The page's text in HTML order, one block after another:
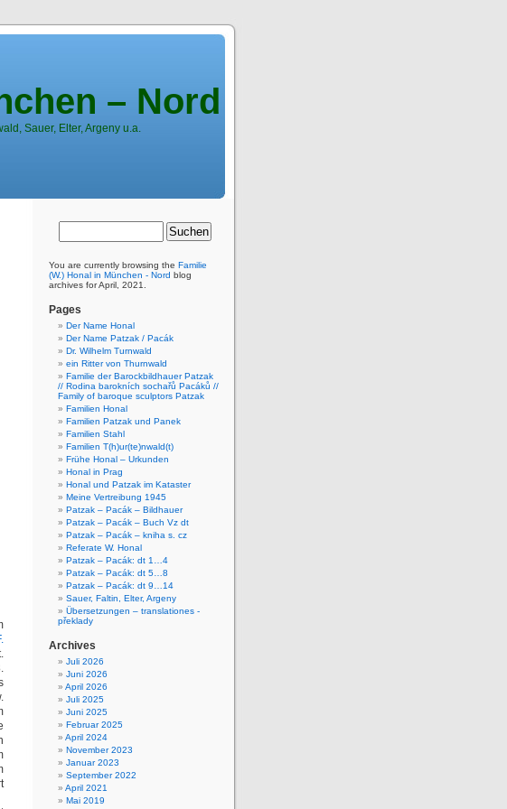
– Nord
Sauer, Elter, Argeny u.a.
You are currently browsing the Familie
(W.) Honal in München - Nord blog
archives for April, 2021.
Pages
Der Name Honal
Der Name Patzak / Pacák
Dr. Wilhelm Turnwald
ein Ritter von Thurnwald
Familie der Barockbildhauer Patzak
// Rodina barokních sochařů Pacáků //
Family of baroque sculptors Patzak
Familien Honal
Familien Patzak und Panek
Familien Stahl
Familien T(h)ur(te)nwald(t)
Frühe Honal – Urkunden
Honal in Prag
Honal und Patzak im Kataster
Meine Vertreibung 1945
Patzak – Pacák – Bildhauer
Patzak – Pacák – Buch Vz dt
Patzak – Pacák – kniha s. cz
Referate W. Honal
Patzak – Pacák: dt 1…4
Patzak – Pacák: dt 5…8
Patzak – Pacák: dt 9…14
Sauer, Faltin, Elter, Argeny
Übersetzungen – translationes -
překlady
Archives
Juli 2026
Juni 2026
April 2026
Juli 2025
Juni 2025
Februar 2025
April 2024
November 2023
Januar 2023
September 2022
April 2021
Mai 2019